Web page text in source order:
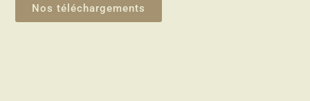
Nos téléchargements